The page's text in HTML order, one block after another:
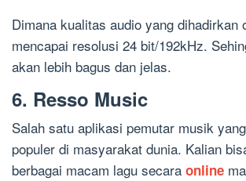
Dimana kualitas audio yang dihadirkan
mencapai resolusi 24 bit/192kHz.
akan lebih bagus dan jelas.
6. Resso Music
Salah satu aplikasi pemutar musik
populer di masyarakat dunia. Kalian
berbagai macam lagu secara online